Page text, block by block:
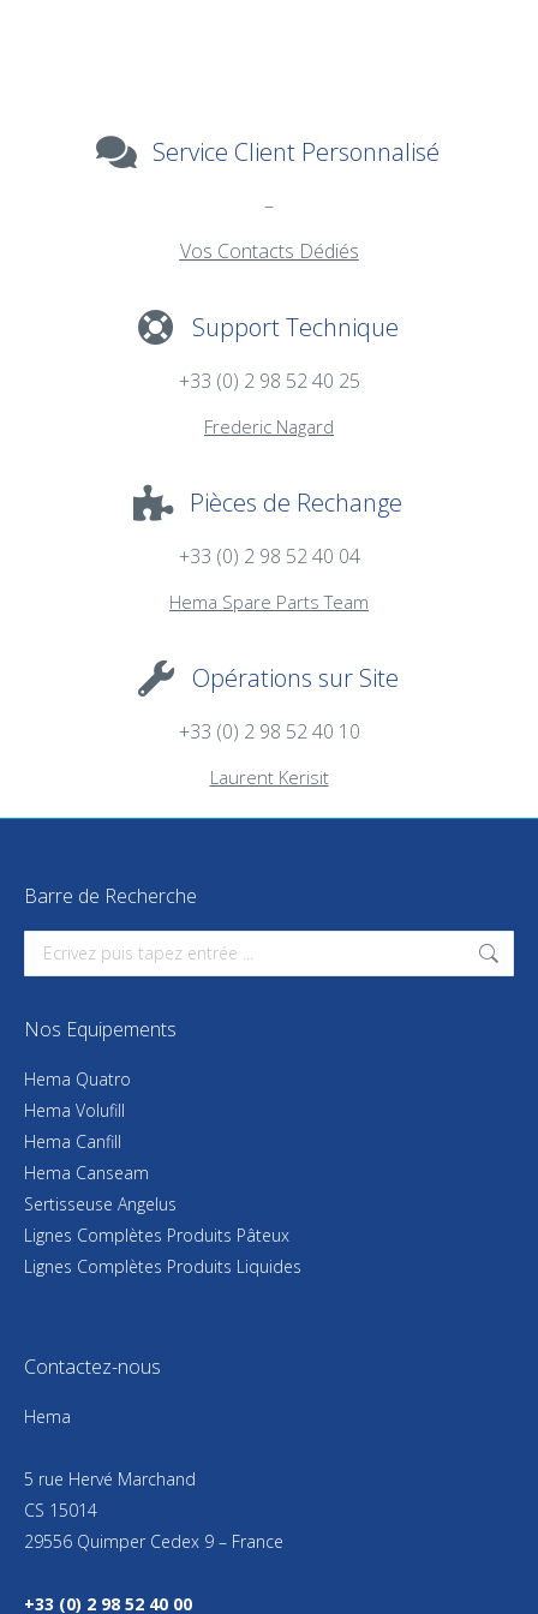
Service Client Personnalisé
–
Vos Contacts Dédiés
Support Technique
+33 (0) 2 98 52 40 25
Frederic Nagard
Pièces de Rechange
+33 (0) 2 98 52 40 04
Hema Spare Parts Team
Opérations sur Site
+33 (0) 2 98 52 40 10
Laurent Kerisit
Barre de Recherche
Search:
Nos Equipements
Hema Quatro
Hema Volufill
Hema Canfill
Hema Canseam
Sertisseuse Angelus
Lignes Complètes Produits Pâteux
Lignes Complètes Produits Liquides
Contactez-nous
Hema
5 rue Hervé Marchand
CS 15014
29556 Quimper Cedex 9 – France
+33 (0) 2 98 52 40 00